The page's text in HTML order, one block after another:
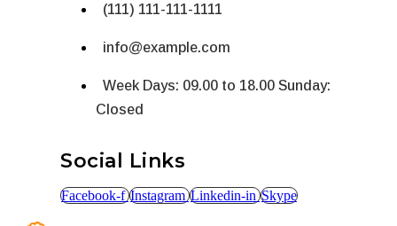
(111) 111-111-1111
info@example.com
Week Days: 09.00 to 18.00 Sunday:
Closed
Social Links
Facebook-f Instagram Linkedin-in Skype